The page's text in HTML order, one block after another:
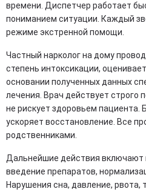
времени. Диспетчер работает
пониманием ситуации. Каждый
режиме экстренной помощи.
Частный нарколог на дому
степень интоксикации,
основании полученных данных
лечения. Врач действует строго
не рискует здоровьем пациента.
ускоряет восстановление. Все
родственниками.
Дальнейшие действия включают
введение препаратов,
Нарушения сна, давление, рвота,